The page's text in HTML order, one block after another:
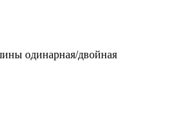
одинарная/двойная